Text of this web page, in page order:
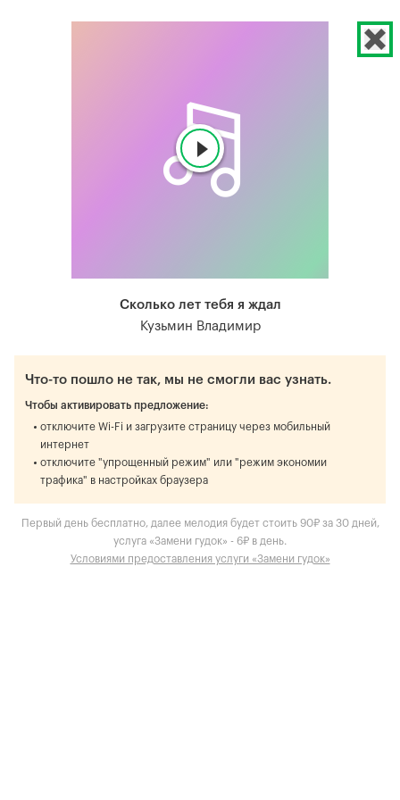
Сколько лет тебя я ждал
Кузьмин Владимир
Что-то пошло не так, мы не смогли вас узнать.
Чтобы активировать предложение:
отключите Wi-Fi и загрузите страницу через мобильный
интернет
отключите "упрощенный режим" или "режим экономии
трафика" в настройках браузера
Первый день бесплатно, далее мелодия будет стоить 90₽ за 30 дней,
услуга «Замени гудок» - 6₽ в день.
Условиями предоставления услуги «Замени гудок»